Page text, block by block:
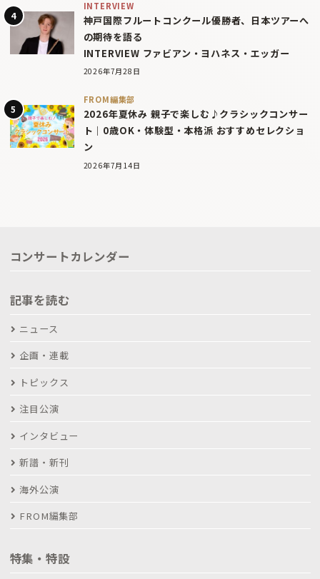
INTERVIEW
神戸国際フルートコンクール優勝者、日本ツアーへ
の期待を語る
INTERVIEW ファビアン・ヨハネス・エッガー
2026年7月28日
FROM編集部
2026年夏休み 親子で楽しむ♪クラシックコンサー
ト｜0歳OK・体験型・本格派 おすすめセレクショ
ン
2026年7月14日
コンサートカレンダー
記事を読む
ニュース
企画・連載
トピックス
注目公演
インタビュー
新譜・新刊
海外公演
FROM編集部
特集・特設